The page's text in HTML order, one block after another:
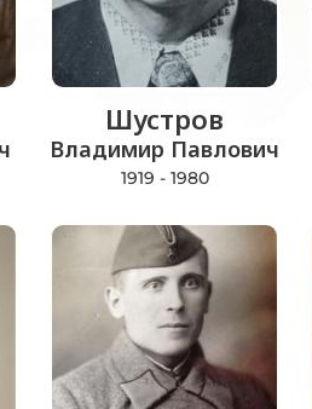
Шустров
Владимир Павлович
1919 - 1980